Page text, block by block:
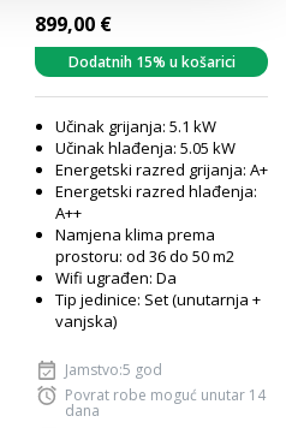
899,00 €
Dodatnih 15% u košarici
Učinak grijanja: 5.1 kW
Učinak hlađenja: 5.05 kW
Energetski razred grijanja: A+
Energetski razred hlađenja:
A++
Namjena klima prema
prostoru: od 36 do 50 m2
Wifi ugrađen: Da
Tip jedinice: Set (unutarnja +
vanjska)
Jamstvo:5 god
Povrat robe moguć unutar 14
dana